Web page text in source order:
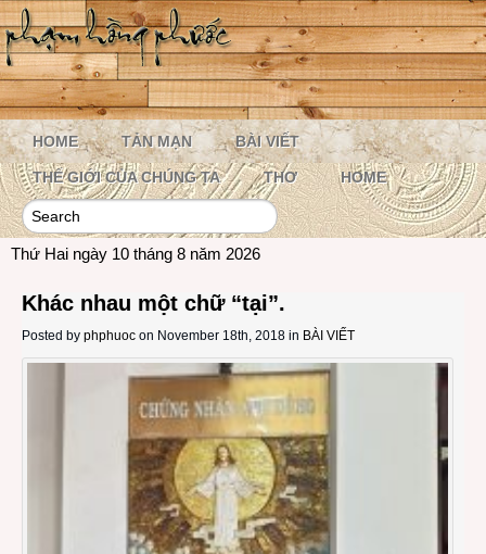
HOME TẢN MẠN BÀI VIẾT
THẾ GIỚI CỦA CHÚNG TA THƠ HOME
Thứ Hai ngày 10 tháng 8 năm 2026
Khác nhau một chữ “tại”.
Posted by phphuoc on November 18th, 2018 in BÀI VIẾT